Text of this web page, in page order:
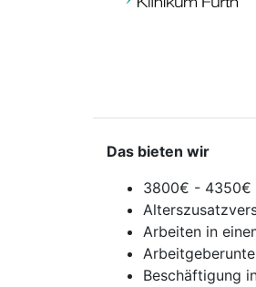
Das bieten wir
3800€ - 4350€
Arbeiten in
Beschäftigung